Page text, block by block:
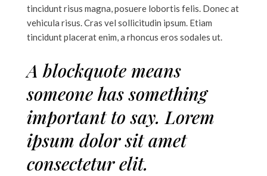
tincidunt risus magna, posuere lobortis felis. Donec at
vehicula risus. Cras vel sollicitudin ipsum. Etiam
tincidunt placerat enim, a rhoncus eros sodales ut.
A blockquote means
someone has something
important to say. Lorem
ipsum dolor sit amet
consectetur elit.